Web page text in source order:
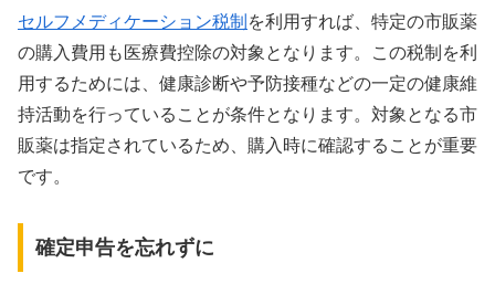
セルフメディケーション税制 を利用すれば、特定の市販薬
の購入費用も医療費控除の対象となります。この税制を利
用するためには、健康診断や予防接種などの一定の健康維
持活動を行っていることが条件となります。対象となる市
販薬は指定されているため、購入時に確認することが重要
です。
確定申告を忘れずに